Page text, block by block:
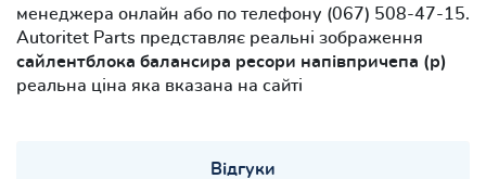
менеджера онлайн або по телефону (067) 508-47-15.
Autoritet Parts представляє реальні зображення
сайлентблока балансира ресори напівпричепа (р)
реальна ціна яка вказана на сайті
Відгуки